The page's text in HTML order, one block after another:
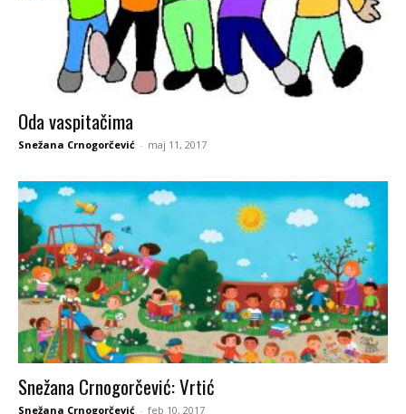
Oda vaspitačima
Snežana Crnogorčević - maj 11, 2017
Snežana Crnogorčević: Vrtić
Snežana Crnogorčević - feb 10, 2017